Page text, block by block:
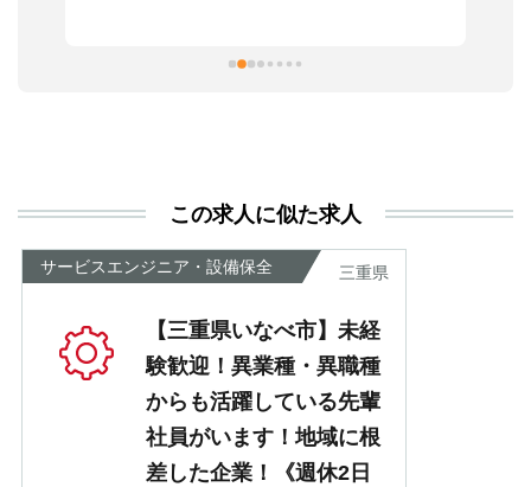
が
この求人に似た求人
サービスエンジニア・設備保全 三重県
【三重県いなべ市】未経
験歓迎！異業種・異職種
からも活躍している先輩
社員がいます！地域に根
差した企業！《週休2日